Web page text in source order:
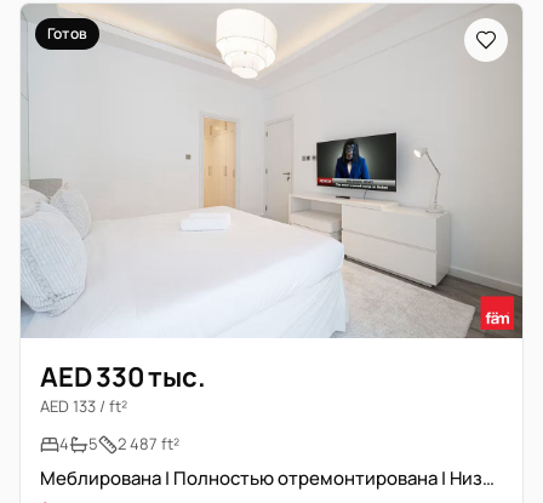
Готов
AED 330 тыс.
AED 133 / ft²
4
5 2 487 ft²
Меблирована | Полностью отремонтирована | Низкоэтажный дом